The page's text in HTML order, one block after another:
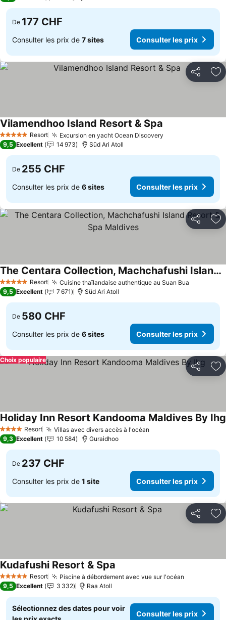
De 177 CHF
Consulter les prix de 7 sites Consulter les prix
Partager
5 Étoiles Resort Excursion en yacht Ocean Discovery
Vilamendhoo Island Resort & Spa
9,5 Excellent 14 973 Süd Ari Atoll
De 255 CHF
Consulter les prix de 6 sites Consulter les prix
Partager
5 Étoiles Resort Cuisine thaïlandaise authentique au Suan Bua
The Centara Collection, Machchafushi Island Resort & Spa Maldives
9,5 Excellent 7 671 Süd Ari Atoll
De 580 CHF
Consulter les prix de 6 sites Consulter les prix
Partager
Choix populaire
4 Étoiles Resort Villas avec divers accès à l'océan
Holiday Inn Resort Kandooma Maldives By Ihg
9,3 Excellent 10 584 Guraidhoo
De 237 CHF
Consulter les prix de 1 site Consulter les prix
Partager
5 Étoiles Resort Piscine à débordement avec vue sur l'océan
Kudafushi Resort & Spa
9,5 Excellent 3 332 Raa Atoll
Sélectionnez des dates pour voir
Consulter les prix